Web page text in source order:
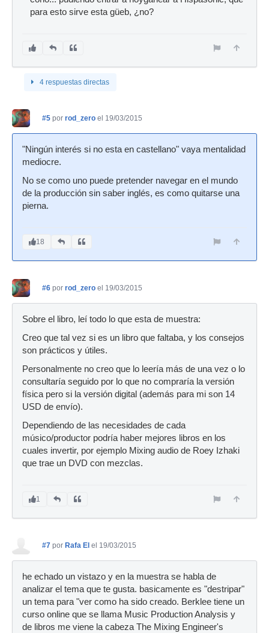
para esto sirve esta güeb, ¿no?
4 respuestas directas
#5 por rod_zero el 19/03/2015
"Ningún interés si no esta en castellano" vaya mentalidad
mediocre.
No se como uno puede pretender navegar en el mundo
de la producción sin saber inglés, es como quitarse una
pierna.
18
#6 por rod_zero el 19/03/2015
Sobre el libro, leí todo lo que esta de muestra:
Creo que tal vez si es un libro que faltaba, y los consejos
son prácticos y útiles.
Personalmente no creo que lo leería más de una vez o lo
consultaría seguido por lo que no compraría la versión
física pero si la versión digital (además para mi son 14
USD de envío).
Dependiendo de las necesidades de cada
músico/productor podría haber mejores libros en los
cuales invertir, por ejemplo Mixing audio de Roey Izhaki
que trae un DVD con mezclas.
1
#7 por Rafa El el 19/03/2015
he echado un vistazo y en la muestra se habla de
analizar el tema que te gusta. basicamente es "destripar"
un tema para "ver como ha sido creado. Berklee tiene un
curso online que se llama Music Production Analysis y
de libros me viene la cabeza The Mixing Engineer's